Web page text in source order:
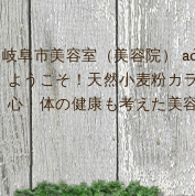
岐阜市美容室（美容院）
ようこそ！天然小麦粉カ
心・体の健康も考えた美